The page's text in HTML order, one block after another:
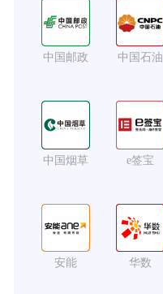
中国邮政 中国石油
中国烟草 e签宝
安能 华数